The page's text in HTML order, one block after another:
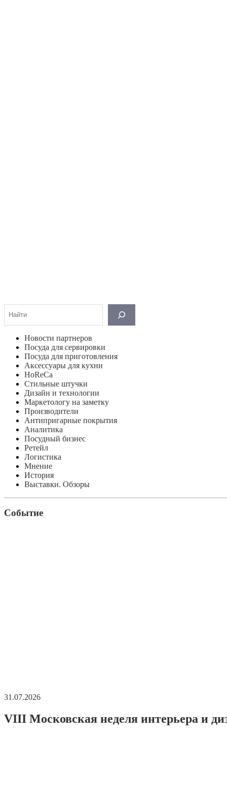
Новости партнеров
Посуда для сервировки
Посуда для приготовления
Аксессуары для кухни
HoReCa
Стильные штучки
Дизайн и технологии
Маркетологу на заметку
Производители
Антипригарные покрытия
Аналитика
Посудный бизнес
Ретейл
Логистика
Мнение
История
Выставки. Обзоры
Событие
31.07.2026
VIII Московская неделя интерьера и